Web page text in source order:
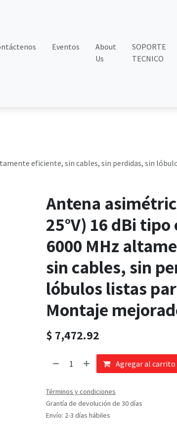
Eventos
About
Us
SOPORTE
TECNICO
eficiente, sin cables, sin perdidas, sin
Antena
25°V) 16 dBi
6000 MHz
sin cables, sin
lóbulos listas
Montaje
$ 7,472.92
Agregar al carrito
Términos y condiciones
Grantía de devolución de 30 días
Envío: 2-3 días hábiles